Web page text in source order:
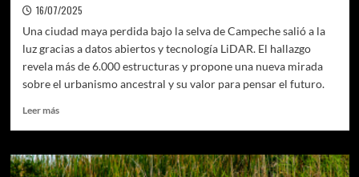
16/07/2025
Una ciudad maya perdida bajo la selva de Campeche salió a la
luz gracias a datos abiertos y tecnología LiDAR. El hallazgo
revela más de 6.000 estructuras y propone una nueva mirada
sobre el urbanismo ancestral y su valor para pensar el futuro.
Leer másLeer
Una
ciudad